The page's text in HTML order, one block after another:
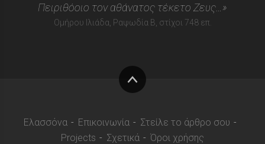
Πειριθόοιο τον αθάνατος τέκετο Ζευς…»
Ομήρου Ιλιάδα, Ραψωδία Β, στίχοι 748 επ.
Ελασσόνα Επικοινωνία
Στείλε το άρθρο σου
Projects
Σχετικά Όροι χρήσης